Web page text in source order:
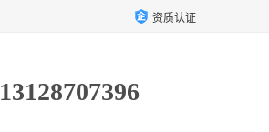
资质认证
13128707396